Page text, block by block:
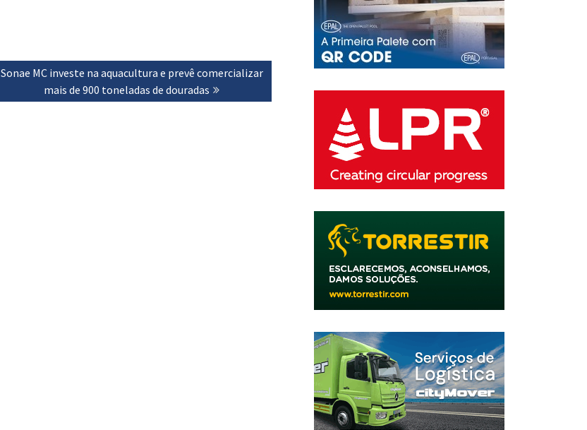
Next
Sonae MC investe na aquacultura e prevê comercializar
mais de 900 toneladas de douradas